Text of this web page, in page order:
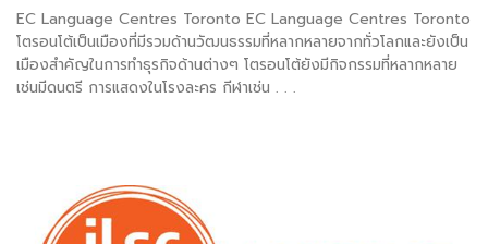
EC Language Centres Toronto EC Language Centres Toronto
โตรอนโต้เป็นเมืองที่มีรวมด้านวัฒนธรรมที่หลากหลายจากทั่วโลกและยังเป็น
เมืองสำคัญในการทำธุรกิจด้านต่างๆ โตรอนโต้ยังมีกิจกรรมที่หลากหลาย
เช่นมีดนตรี การแสดงในโรงละคร กีฬาเช่น . . .